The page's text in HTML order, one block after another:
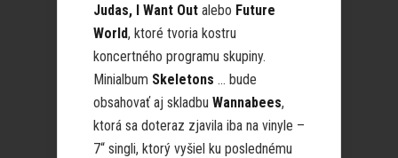
Judas, I Want Out alebo Future
World, ktoré tvoria kostru
koncertného programu skupiny.
Minialbum Skeletons … bude
obsahovať aj skladbu Wannabees,
ktorá sa doteraz zjavila iba na vinyle –
7“ singli, ktorý vyšiel ku poslednému